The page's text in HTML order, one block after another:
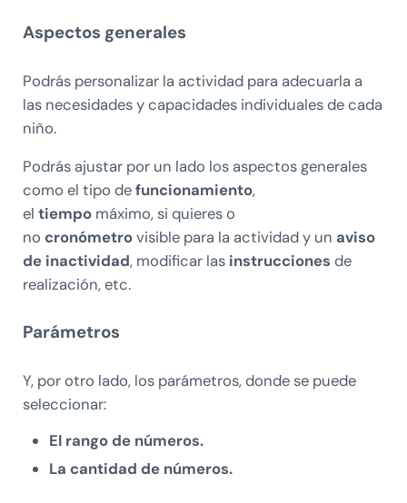
Aspectos generales
Podrás personalizar la actividad para adecuarla a
las necesidades y capacidades individuales de cada
niño.
Podrás ajustar por un lado los aspectos generales
como el tipo defuncionamiento,
el tiempo máximo, si quieres o
no cronómetrovisible para la actividad y un aviso
de inactividad, modificar las instrucciones de
realización, etc.
Parámetros
Y, por otro lado, los parámetros, donde se puede
seleccionar:
El rango de números.
La cantidad de números.